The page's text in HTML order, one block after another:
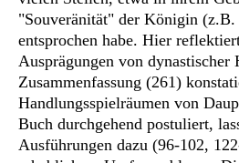
"Souveränität" der Königin
entsprochen habe. Hier
Ausprägungen von
Zusammenfassung (261)
Handlungsspielräumen von
Buch durchgehend postuliert,
Ausführungen dazu (96-102,